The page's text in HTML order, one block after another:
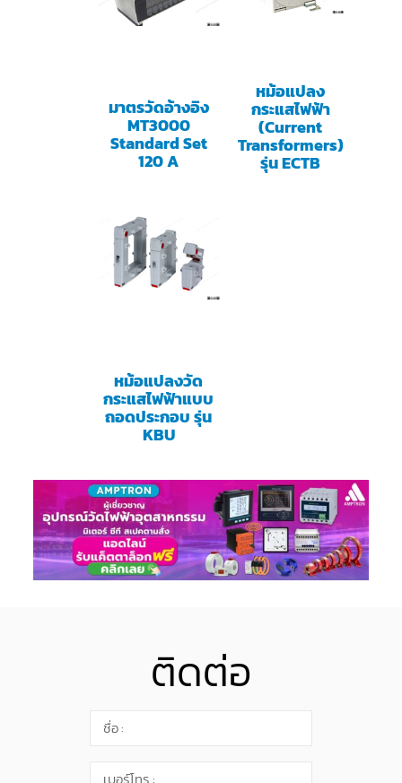
มาตรวัดอ้างอิง
MT3000
Standard Set
120 A
หม้อแปลง
กระแสไฟฟ้า
(Current
Transformers)
รุ่น ECTB
หม้อแปลงวัด
กระแสไฟฟ้าแบบ
ถอดประกอบ รุ่น
KBU
ติดต่อ